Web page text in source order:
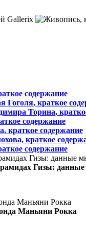
содержание
Гоголя, краткое
Торина,
содержание
краткое содержание
краткое
содержание
Гизы:
Маньяни Рокка